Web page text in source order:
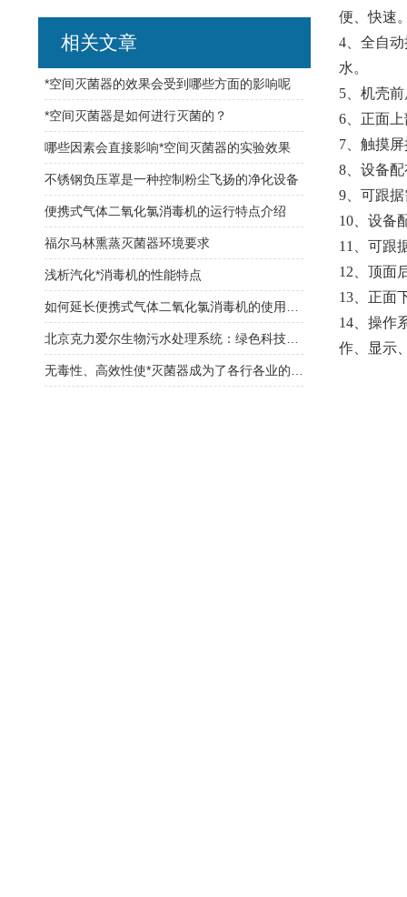
便、快速
4、全自
水。
5、机壳
6、正面
7、触摸
8、设备
9、可跟
10、设备
11、可跟
12、顶面
13、正面
14、操作
作、显示
相关文章
*空间灭菌器的效果会受到哪些方面的影响呢
*空间灭菌器是如何进行灭菌的？
哪些因素会直接影响*空间灭菌器的实验效果
不锈钢负压罩是一种控制粉尘飞扬的净化设备
便携式气体二氧化氯消毒机的运行特点介绍
福尔马林熏蒸灭菌器环境要求
浅析汽化*消毒机的性能特点